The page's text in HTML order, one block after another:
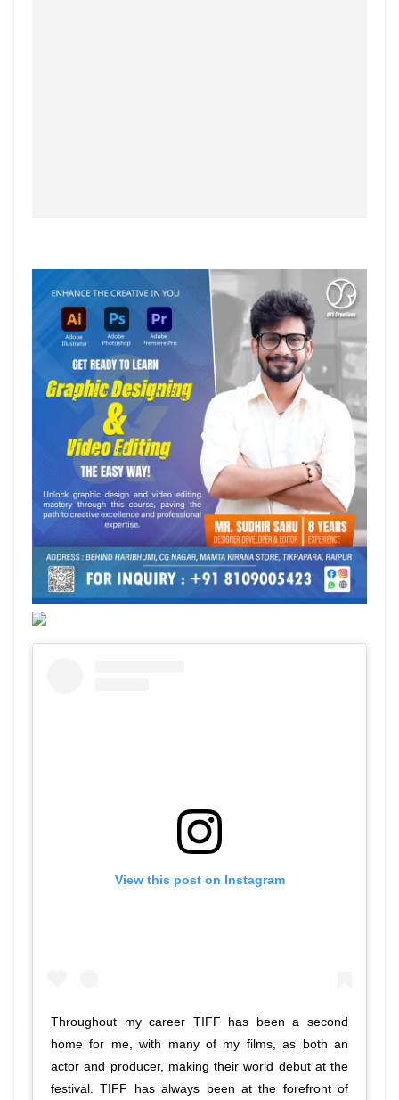
View this post on Instagram
Throughout my career TIFF has been a second
home for me, with many of my films, as both an
actor and producer, making their world debut at the
festival. TIFF has always been at the forefront of